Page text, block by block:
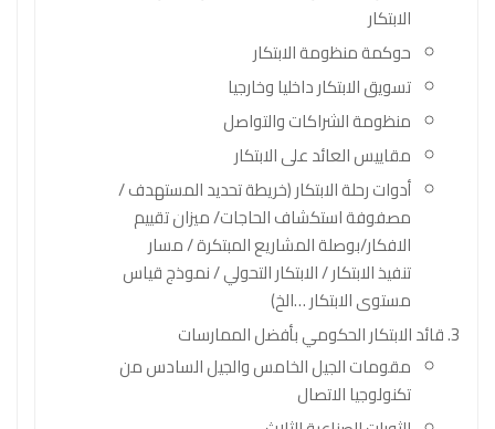
الابتكار
حوكمة منظومة الابتكار
تسويق الابتكار داخليا وخارجيا
منظومة الشراكات والتواصل
مقاييس العائد على الابتكار
أدوات رحلة الابتكار (خريطة تحديد المستهدف /
مصفوفة استكشاف الحاجات/ ميزان تقييم
الافكار/بوصلة المشاريع المبتكرة / مسار
تنفيذ الابتكار / الابتكار التحولي / نموذج قياس
مستوى الابتكار …الخ)
قائد الابتكار الحكومي بأفضل الممارسات
مقومات الجيل الخامس والجيل السادس من
تكنولوجيا الاتصال